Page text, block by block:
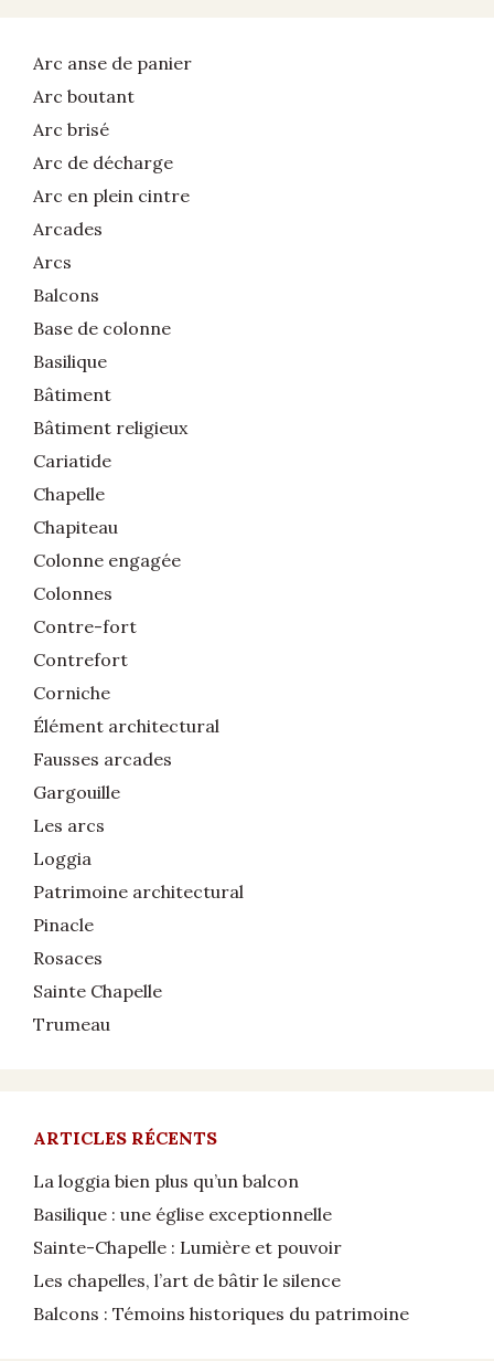
Arc anse de panier
Arc boutant
Arc brisé
Arc de décharge
Arc en plein cintre
Arcades
Arcs
Balcons
Base de colonne
Basilique
Bâtiment
Bâtiment religieux
Cariatide
Chapelle
Chapiteau
Colonne engagée
Colonnes
Contre-fort
Contrefort
Corniche
Élément architectural
Fausses arcades
Gargouille
Les arcs
Loggia
Patrimoine architectural
Pinacle
Rosaces
Sainte Chapelle
Trumeau
ARTICLES RÉCENTS
La loggia bien plus qu’un balcon
Basilique : une église exceptionnelle
Sainte-Chapelle : Lumière et pouvoir
Les chapelles, l’art de bâtir le silence
Balcons : Témoins historiques du patrimoine